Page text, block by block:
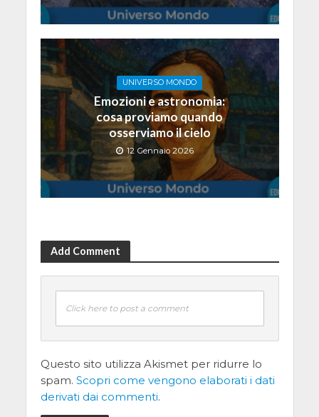
UNIVERSO MONDO
Emozioni e astronomia:
cosa proviamo quando
osserviamo il cielo
12 Gennaio 2026
Add Comment
Click here to post a comment
Questo sito utilizza Akismet per ridurre lo
spam. Scopri come vengono elaborati i dati
derivati dai commenti.